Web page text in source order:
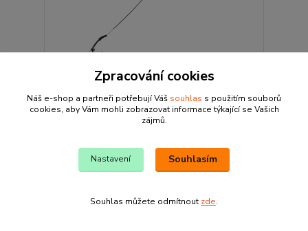
25lb|vel.6
Přidat do košíku
Zpracování cookies
Náš e-shop a partneři potřebují Váš souhlas s použitím souborů
cookies, aby Vám mohli zobrazovat informace týkající se Vašich
zájmů.
Nastavení Souhlasím
Souhlas můžete odmítnout zde.